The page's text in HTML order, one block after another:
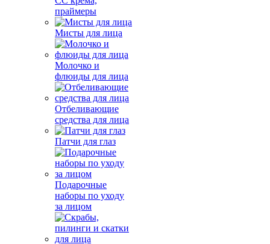
праймеры
Мисты для лица
Молочко и
флюиды для лица
Отбеливающие
средства для лица
Патчи для глаз
Подарочные
наборы по уходу
за лицом